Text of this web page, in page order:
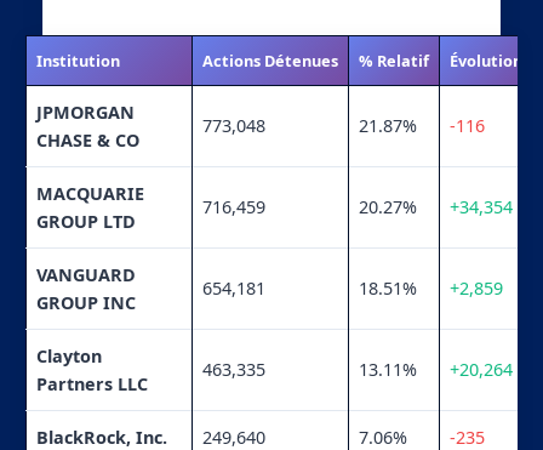
Institution Actions Détenues % Relatif Évolution
JPMORGAN
CHASE & CO
773,048 21.87% -116
MACQUARIE
GROUP LTD
716,459 20.27% +34,354
VANGUARD
GROUP INC
654,181 18.51% +2,859
Clayton
Partners LLC
463,335 13.11% +20,264
BlackRock, Inc. 249,640 7.06% -235